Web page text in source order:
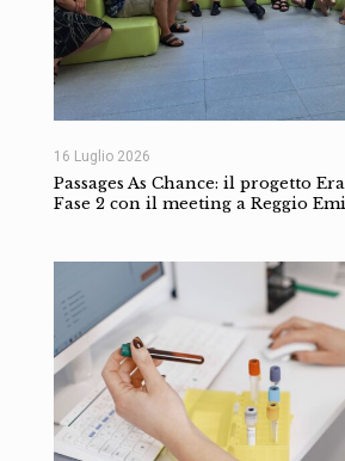
16 Luglio 2026
Passages As Chance: il progetto
Fase 2 con il meeting a Reggio